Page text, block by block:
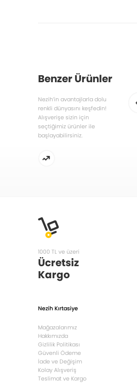
Benzer Ürünler
Nezih’in avantajlarla dolu
renkli dünyasını keşfedin!
Alışverişe sizin için
seçtiğimiz ürünler ile
başlayabilirsiniz.
1000 TL ve üzeri
Ücretsiz
Kargo
Nezih Kırtasiye
Mağazalarımız
Hakkımızda
Gizlilik Politikası
Güvenli Ödeme
İade ve Değişim
Kolay Alışveriş
Teslimat ve Kargo